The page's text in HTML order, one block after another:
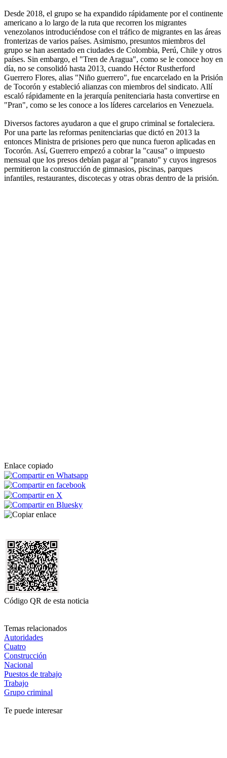
Desde 2018, el grupo se ha expandido rápidamente por el continente
americano a lo largo de la ruta que recorren los migrantes
venezolanos introduciéndose con el tráfico de migrantes en las áreas
fronterizas de varios países. Asimismo, presuntos miembros del
grupo se han asentado en ciudades de Colombia, Perú, Chile y otros
países. Sin embargo, el "Tren de Aragua", como se le conoce hoy en
día, no se consolidó hasta 2013, cuando Héctor Rustherford
Guerrero Flores, alias "Niño guerrero", fue encarcelado en la Prisión
de Tocorón y estableció alianzas con miembros del sindicato. Allí
escaló rápidamente en la jerarquía penitenciaria hasta convertirse en
"Pran", como se les conoce a los líderes carcelarios en Venezuela.
Diversos factores ayudaron a que el grupo criminal se fortaleciera.
Por una parte las reformas penitenciarias que dictó en 2013 la
entonces Ministra de prisiones pero que nunca fueron aplicadas en
Tocorón. Así, Guerrero empezó a cobrar la "causa" o impuesto
mensual que los presos debían pagar al "pranato" y cuyos ingresos
permitieron la construcción de gimnasios, piscinas, parques
infantiles, restaurantes, discotecas y otras obras dentro de la prisión.
Enlace copiado
Código QR de esta noticia
Temas relacionados
Autoridades
Cuatro
Construcción
Nacional
Puestos de trabajo
Trabajo
Grupo criminal
Te puede interesar